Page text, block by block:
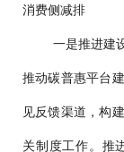
消费侧减排
一是推进建
推动碳普惠平台
见反馈渠道，构
关制度工作。推